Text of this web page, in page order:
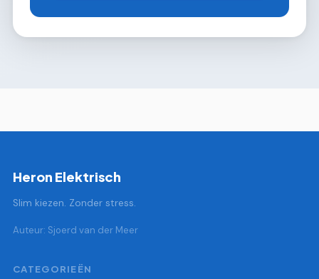
Heron Elektrisch
Slim kiezen. Zonder stress.
Auteur: Sjoerd van der Meer
CATEGORIEËN